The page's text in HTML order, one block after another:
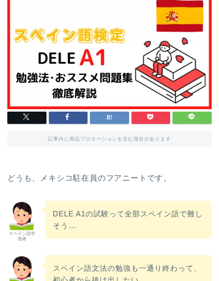
記事内に商品プロモーションを含む場合があります
どうも、メキシコ駐在員のフアニートです。
スペイン語学
習者
DELE A1の試験って全部スペイン語で難し
そう…
スペイン語文法の勉強も一通り終わって、